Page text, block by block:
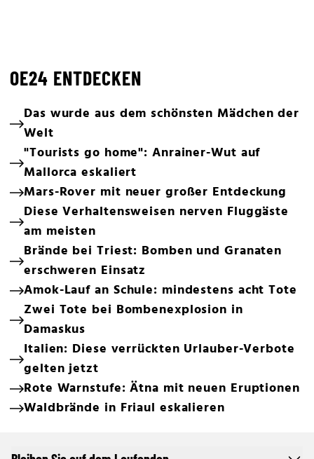
OE24 ENTDECKEN
Das wurde aus dem schönsten Mädchen der
Welt
"Tourists go home": Anrainer-Wut auf
Mallorca eskaliert
Mars-Rover mit neuer großer Entdeckung
Diese Verhaltensweisen nerven Fluggäste
am meisten
Brände bei Triest: Bomben und Granaten
erschweren Einsatz
Amok-Lauf an Schule: mindestens acht Tote
Zwei Tote bei Bombenexplosion in
Damaskus
Italien: Diese verrückten Urlauber-Verbote
gelten jetzt
Rote Warnstufe: Ätna mit neuen Eruptionen
Waldbrände in Friaul eskalieren